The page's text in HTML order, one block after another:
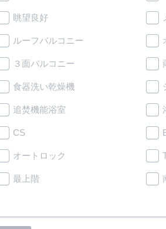
眺望良好
ルーフバルコニー
３面バルコニー
食器洗い乾燥機
追焚機能浴室
CS
オートロック
最上階